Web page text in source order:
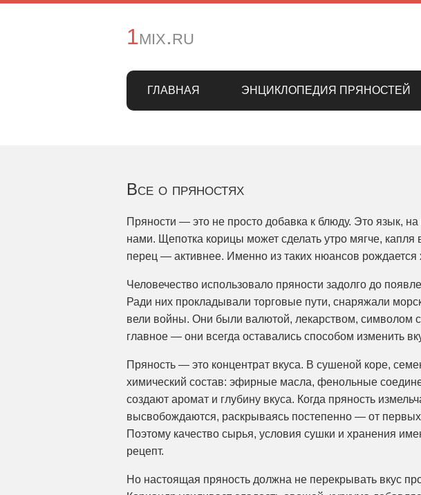
1mix.ru
ГЛАВНАЯ ЭНЦИКЛОПЕДИЯ ПРЯНОСТЕЙ
Все о пряностях
Пряности — это не просто добавка к блюду. Это язык,
нами. Щепотка корицы может сделать утро мягче,
перец — активнее. Именно из таких нюансов рождается
Человечество использовало пряности задолго до
Ради них прокладывали торговые пути, снаряжали
вели войны. Они были валютой, лекарством, символом
главное — они всегда оставались способом изменить
Пряность — это концентрат вкуса. В сушеной коре,
химический состав: эфирные масла, фенольные
создают аромат и глубину вкуса. Когда пряность
высвобождаются, раскрываясь постепенно — от первых
Поэтому качество сырья, условия сушки и хранения
рецепт.
Но настоящая пряность должна не перекрывать вкус